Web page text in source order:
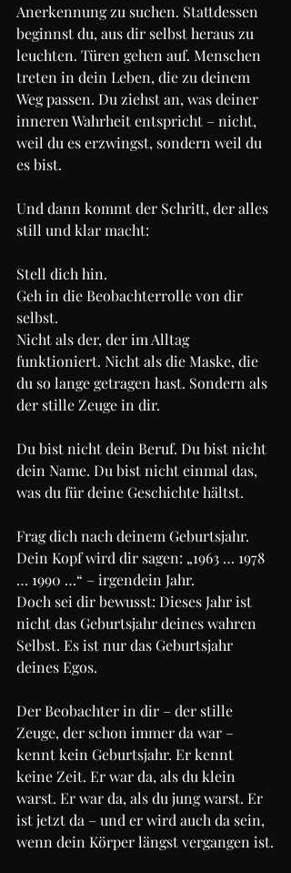
Anerkennung zu suchen. Stattdessen
beginnst du, aus dir selbst heraus zu
leuchten. Türen gehen auf. Menschen
treten in dein Leben, die zu deinem
Weg passen. Du ziehst an, was deiner
inneren Wahrheit entspricht – nicht,
weil du es erzwingst, sondern weil du
es bist.
Und dann kommt der Schritt, der alles
still und klar macht:
Stell dich hin.
Geh in die Beobachterrolle von dir
selbst.
Nicht als der, der im Alltag
funktioniert. Nicht als die Maske, die
du so lange getragen hast. Sondern als
der stille Zeuge in dir.
Du bist nicht dein Beruf. Du bist nicht
dein Name. Du bist nicht einmal das,
was du für deine Geschichte hältst.
Frag dich nach deinem Geburtsjahr.
Dein Kopf wird dir sagen: „1963 … 1978
… 1990 …“ – irgendein Jahr.
Doch sei dir bewusst: Dieses Jahr ist
nicht das Geburtsjahr deines wahren
Selbst. Es ist nur das Geburtsjahr
deines Egos.
Der Beobachter in dir – der stille
Zeuge, der schon immer da war –
kennt kein Geburtsjahr. Er kennt
keine Zeit. Er war da, als du klein
warst. Er war da, als du jung warst. Er
ist jetzt da – und er wird auch da sein,
wenn dein Körper längst vergangen ist.